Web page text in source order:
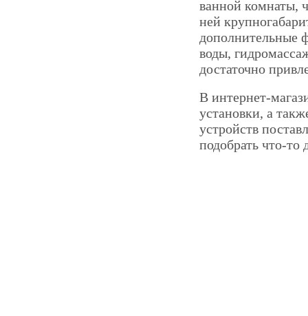
ванной комнаты,
ней
дополнительные
воды,
достаточно
В интернет-
установки, а
устройств
подобрать что-то